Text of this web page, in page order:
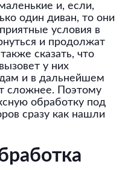
и, если,
один диван, то они
условия в
и продолжат
сказать, что
у них
и в дальнейшем
сложнее. Поэтому
обработку под
сразу как нашли